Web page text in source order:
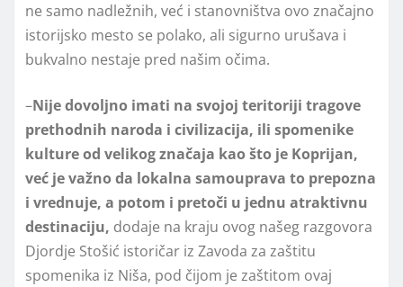
ne samo nadležnih, već i stanovništva ovo značajno
istorijsko mesto se polako, ali sigurno urušava i
bukvalno nestaje pred našim očima.
–Nije dovoljno imati na svojoj teritoriji tragove
prethodnih naroda i civilizacija, ili spomenike
kulture od velikog značaja kao što je Koprijan,
već je važno da lokalna samouprava to prepozna
i vrednuje, a potom i pretoči u jednu atraktivnu
destinaciju, dodaje na kraju ovog našeg razgovora
Djordje Stošić istoričar iz Zavoda za zaštitu
spomenika iz Niša, pod čijom je zaštitom ovaj